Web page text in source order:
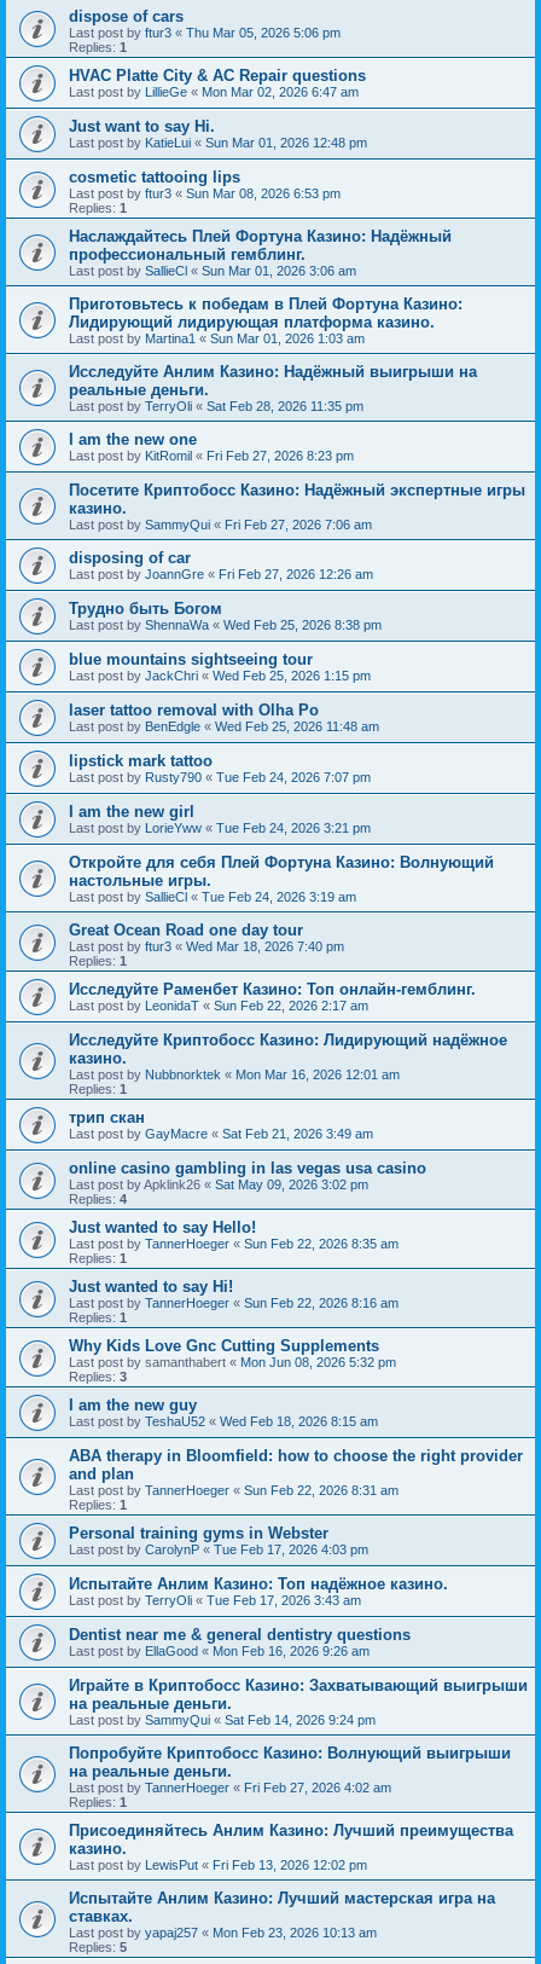
dispose of cars
Last post by ftur3 « Thu Mar 05, 2026 5:06 pm
Replies: 1
HVAC Platte City & AC Repair questions
Last post by LillieGe « Mon Mar 02, 2026 6:47 am
Just want to say Hi.
Last post by KatieLui « Sun Mar 01, 2026 12:48 pm
cosmetic tattooing lips
Last post by ftur3 « Sun Mar 08, 2026 6:53 pm
Replies: 1
Наслаждайтесь Плей Фортуна Казино: Надёжный
профессиональный гемблинг.
Last post by SallieCl « Sun Mar 01, 2026 3:06 am
Приготовьтесь к победам в Плей Фортуна Казино:
Лидирующий лидирующая платформа казино.
Last post by Martina1 « Sun Mar 01, 2026 1:03 am
Исследуйте Анлим Казино: Надёжный выигрыши на
реальные деньги.
Last post by TerryOli « Sat Feb 28, 2026 11:35 pm
I am the new one
Last post by KitRomil « Fri Feb 27, 2026 8:23 pm
Посетите Криптобосс Казино: Надёжный экспертные игры
казино.
Last post by SammyQui « Fri Feb 27, 2026 7:06 am
disposing of car
Last post by JoannGre « Fri Feb 27, 2026 12:26 am
Трудно быть Богом
Last post by ShennaWa « Wed Feb 25, 2026 8:38 pm
blue mountains sightseeing tour
Last post by JackChri « Wed Feb 25, 2026 1:15 pm
laser tattoo removal with Olha Po
Last post by BenEdgle « Wed Feb 25, 2026 11:48 am
lipstick mark tattoo
Last post by Rusty790 « Tue Feb 24, 2026 7:07 pm
I am the new girl
Last post by LorieYww « Tue Feb 24, 2026 3:21 pm
Откройте для себя Плей Фортуна Казино: Волнующий
настольные игры.
Last post by SallieCl « Tue Feb 24, 2026 3:19 am
Great Ocean Road one day tour
Last post by ftur3 « Wed Mar 18, 2026 7:40 pm
Replies: 1
Исследуйте Раменбет Казино: Топ онлайн-гемблинг.
Last post by LeonidaT « Sun Feb 22, 2026 2:17 am
Исследуйте Криптобосс Казино: Лидирующий надёжное
казино.
Last post by Nubbnorktek « Mon Mar 16, 2026 12:01 am
Replies: 1
трип скан
Last post by GayMacre « Sat Feb 21, 2026 3:49 am
online casino gambling in las vegas usa casino
Last post byApklink26 « Sat May 09, 2026 3:02 pm
Replies: 4
Just wanted to say Hello!
Last post by TannerHoeger « Sun Feb 22, 2026 8:35 am
Replies: 1
Just wanted to say Hi!
Last post by TannerHoeger « Sun Feb 22, 2026 8:16 am
Replies: 1
Why Kids Love Gnc Cutting Supplements
Last post by samanthabert « Mon Jun 08, 2026 5:32 pm
Replies: 3
I am the new guy
Last post by TeshaU52 « Wed Feb 18, 2026 8:15 am
ABA therapy in Bloomfield: how to choose the right provider
and plan
Last post by TannerHoeger « Sun Feb 22, 2026 8:31 am
Replies: 1
Personal training gyms in Webster
Last post by CarolynP « Tue Feb 17, 2026 4:03 pm
Испытайте Анлим Казино: Топ надёжное казино.
Last post by TerryOli « Tue Feb 17, 2026 3:43 am
Dentist near me & general dentistry questions
Last post by EllaGood « Mon Feb 16, 2026 9:26 am
Играйте в Криптобосс Казино: Захватывающий выигрыши
на реальные деньги.
Last post by SammyQui « Sat Feb 14, 2026 9:24 pm
Попробуйте Криптобосс Казино: Волнующий выигрыши
на реальные деньги.
Last post by TannerHoeger « Fri Feb 27, 2026 4:02 am
Replies: 1
Присоединяйтесь Анлим Казино: Лучший преимущества
казино.
Last post by LewisPut « Fri Feb 13, 2026 12:02 pm
Испытайте Анлим Казино: Лучший мастерская игра на
ставках.
Last post by yapaj257 « Mon Feb 23, 2026 10:13 am
Replies: 5